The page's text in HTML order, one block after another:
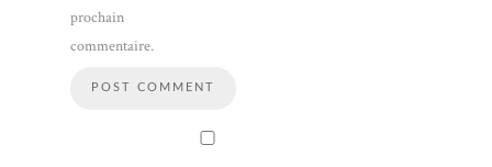
prochain
commentaire.